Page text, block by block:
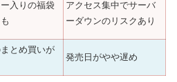
入りの福袋
アクセス集中でサーバ
ーダウンのリスクあり
とめ買いが
発売日がやや遅め